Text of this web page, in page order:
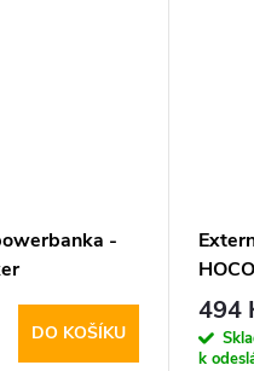
-
DO KOŠÍKU
Black
494
k